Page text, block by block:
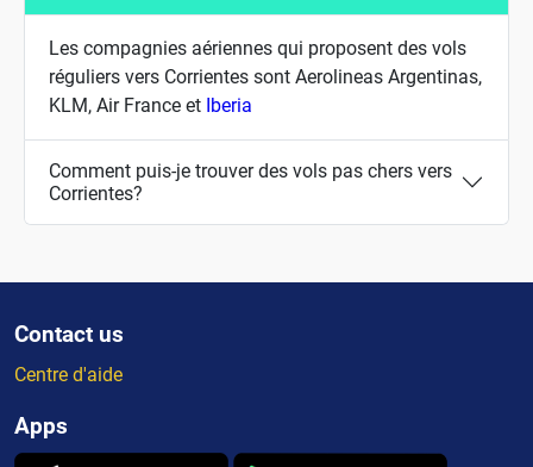
Les compagnies aériennes qui proposent des vols
réguliers vers Corrientes sont Aerolineas Argentinas,
KLM, Air France et Iberia
Comment puis-je trouver des vols pas chers vers
Corrientes?
Contact us
Centre d'aide
Apps